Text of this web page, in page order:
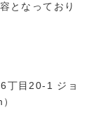
となっており
6丁目 20-1 ジョ
）